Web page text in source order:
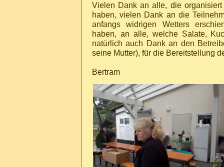
Vielen Dank an alle, die
haben, vielen Dank an die
anfangs widrigen Wetters
haben, an alle, welche Salate,
natürlich auch Dank an den
seine Mutter), für die Bereitstellung
Bertram